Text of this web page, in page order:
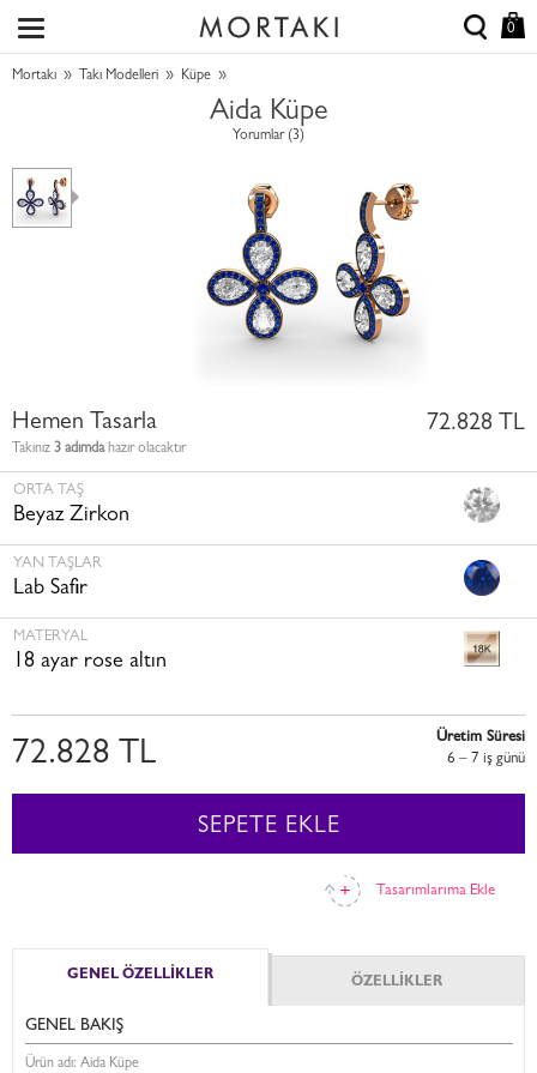
0
Mortakı » Takı Modelleri » Küpe »
Aida Küpe
Yorumlar (3)
Hemen Tasarla
Takınız 3 adımdahazır olacaktır
72.828 TL
ORTA TAŞ
Beyaz Zirkon
YAN TAŞLAR
Lab Safir
MATERYAL
18 ayar rose altın
Tasarımlarıma Ekle
72.828 TL
Üretim Süresi
6 – 7 i̇ş günü
SEPETE EKLE
GENEL ÖZELLİKLER ÖZELLİKLER
GENEL BAKIŞ
Ürün adı: Aida Küpe